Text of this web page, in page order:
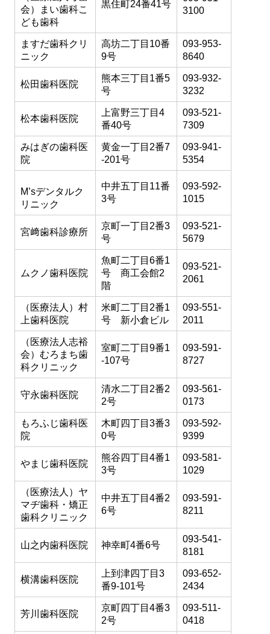
会）まい歯科こ
ども歯科
黒住町24番41号
3100
ますだ歯科クリ
ニック
高坊二丁目10番
9号
093-953-
8640
松田歯科医院
熊本三丁目1番5
号
093-932-
3232
松本歯科医院
上富野三丁目4
番40号
093-521-
7309
みはぎの歯科医
院
黄金一丁目2番7
-201号
093-941-
5354
M’sデンタルク
リニック
中井五丁目11番
3号
093-592-
1015
宮﨑歯科診療所
京町一丁目2番3
号
093-521-
5679
ムクノ歯科医院
魚町二丁目6番1
号 商工会館2
階
093-521-
2061
（医療法人）村
上歯科医院
米町二丁目2番1
号 新小倉ビル
093-551-
2011
（医療法人志裕
会）むろまち歯
科クリニック
室町二丁目9番1
-107号
093-591-
8727
守永歯科医院
清水二丁目2番2
2号
093-561-
0173
もろふじ歯科医
院
木町四丁目3番3
0号
093-592-
9399
やまじ歯科医院
熊谷四丁目4番1
3号
093-581-
1029
（医療法人）ヤ
マヂ歯科・矯正
歯科クリニック
中井五丁目4番2
6号
093-591-
8211
山之内歯科医院 神幸町4番6号
093-541-
8181
横溝歯科医院
上到津四丁目3
番9-101号
093-652-
2434
芳川歯科医院
京町四丁目4番3
2号
093-511-
0418